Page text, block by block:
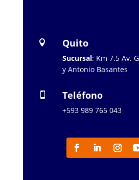
 Quito
Sucursal: Km 7.5 Av.
y Antonio Basantes
 Teléfono
+593 989 765 043